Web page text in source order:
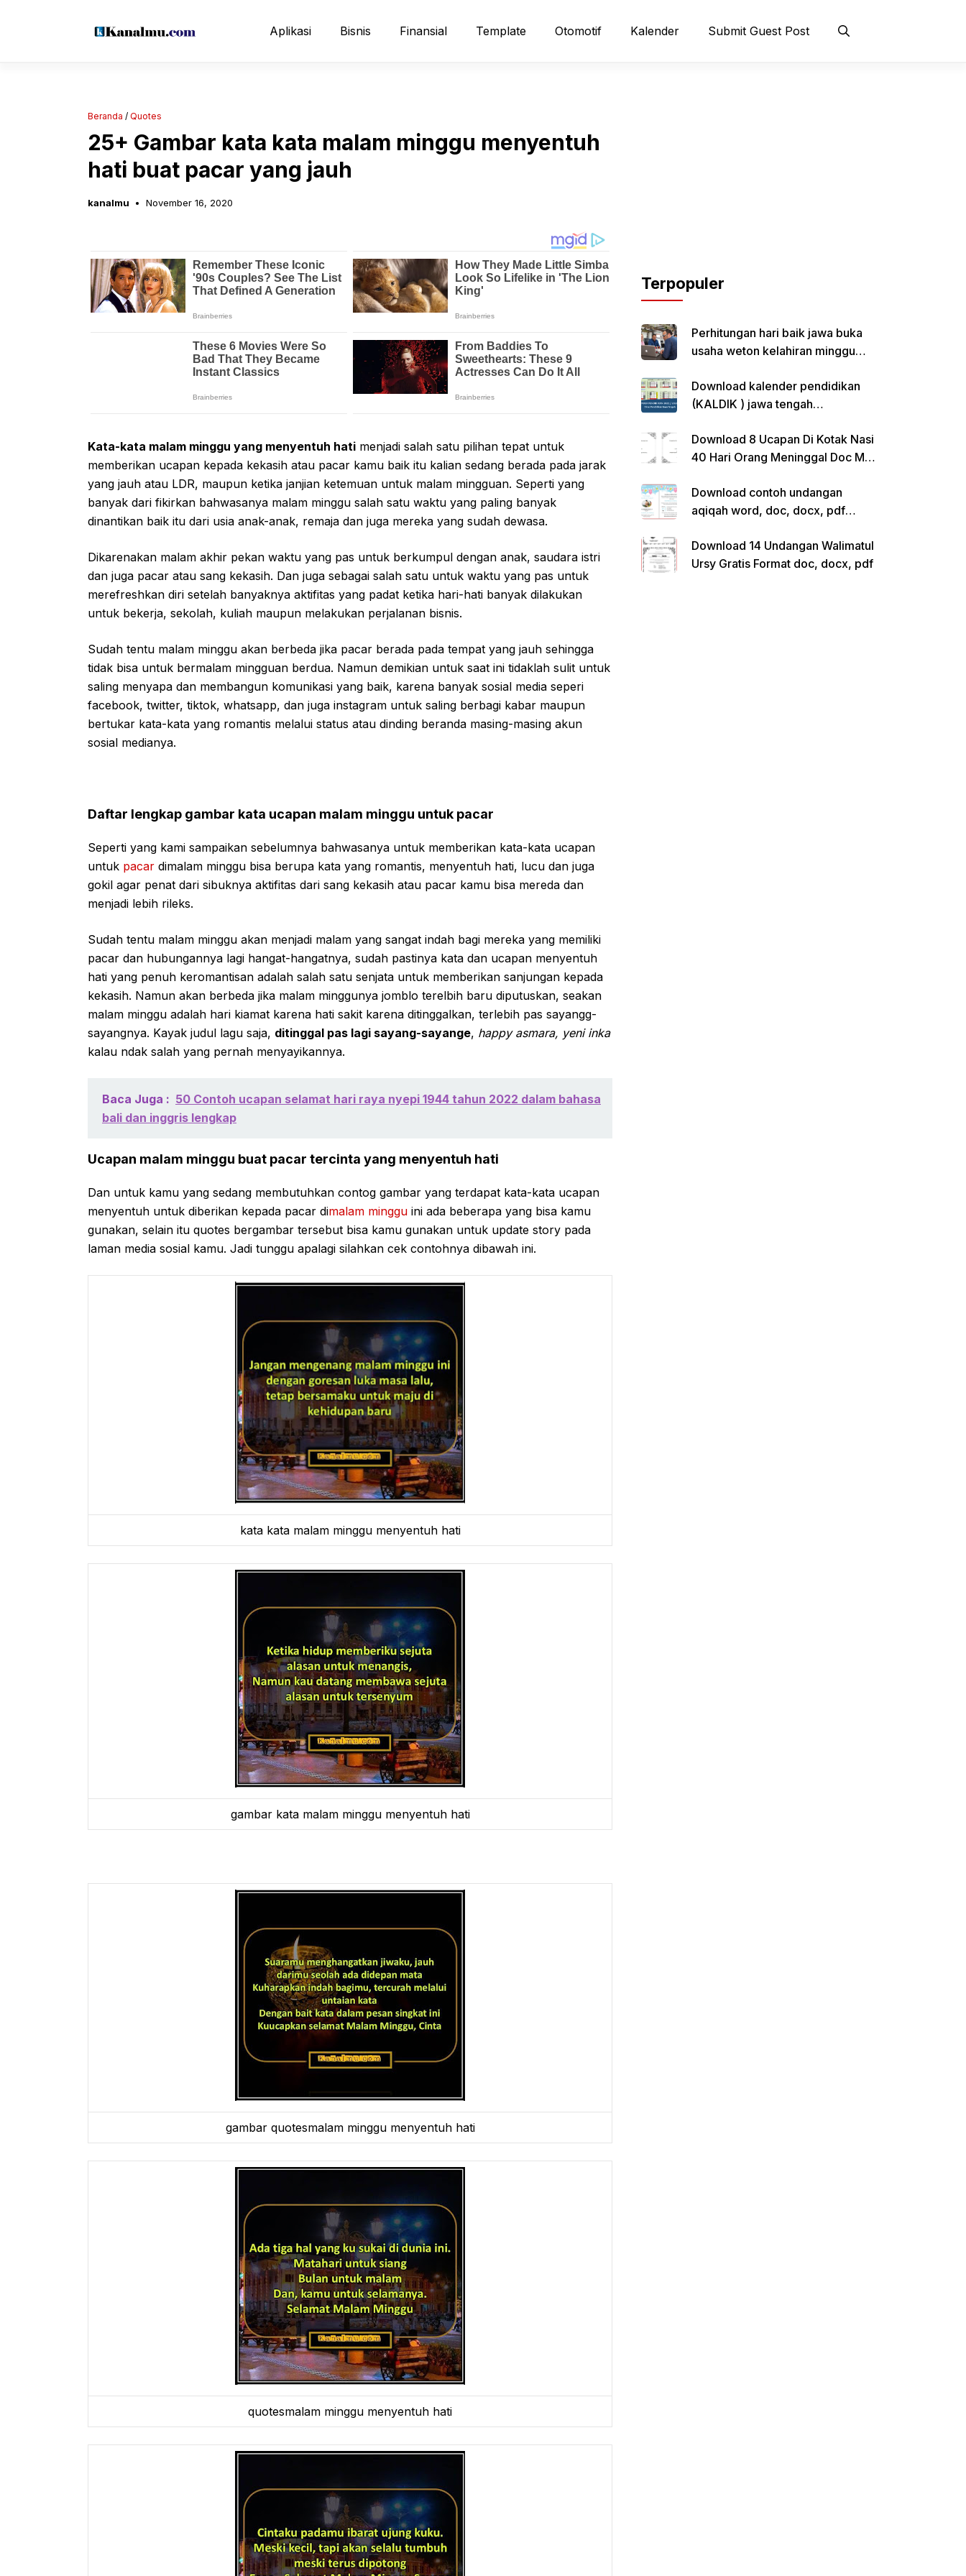
Aplikasi Bisnis Finansial Template Otomotif Kalender Submit Guest Post
Beranda / Quotes
25+ Gambar kata kata malam minggu menyentuh
hati buat pacar yang jauh
kanalmu November 16, 2020
Kata-kata malam minggu yang menyentuh hati menjadi salah satu pilihan tepat untuk
memberikan ucapan kepada kekasih atau pacar kamu baik itu kalian sedang berada pada jarak
yang jauh atau LDR, maupun ketika janjian ketemuan untuk malam mingguan. Seperti yang
banyak dari fikirkan bahwasanya malam minggu salah satu waktu yang paling banyak
dinantikan baik itu dari usia anak-anak, remaja dan juga mereka yang sudah dewasa.
Dikarenakan malam akhir pekan waktu yang pas untuk berkumpul dengan anak, saudara istri
dan juga pacar atau sang kekasih. Dan juga sebagai salah satu untuk waktu yang pas untuk
merefreshkan diri setelah banyaknya aktifitas yang padat ketika hari-hati banyak dilakukan
untuk bekerja, sekolah, kuliah maupun melakukan perjalanan bisnis.
Sudah tentu malam minggu akan berbeda jika pacar berada pada tempat yang jauh sehingga
tidak bisa untuk bermalam mingguan berdua. Namun demikian untuk saat ini tidaklah sulit untuk
saling menyapa dan membangun komunikasi yang baik, karena banyak sosial media seperi
facebook, twitter, tiktok, whatsapp, dan juga instagram untuk saling berbagi kabar maupun
bertukar kata-kata yang romantis melalui status atau dinding beranda masing-masing akun
sosial medianya.
Daftar lengkap gambar kata ucapan malam minggu untuk pacar
Seperti yang kami sampaikan sebelumnya bahwasanya untuk memberikan kata-kata ucapan
untuk pacar dimalam minggu bisa berupa kata yang romantis, menyentuh hati, lucu dan juga
gokil agar penat dari sibuknya aktifitas dari sang kekasih atau pacar kamu bisa mereda dan
menjadi lebih rileks.
Sudah tentu malam minggu akan menjadi malam yang sangat indah bagi mereka yang memiliki
pacar dan hubungannya lagi hangat-hangatnya, sudah pastinya kata dan ucapan menyentuh
hati yang penuh keromantisan adalah salah satu senjata untuk memberikan sanjungan kepada
kekasih. Namun akan berbeda jika malam minggunya jomblo terelbih baru diputuskan, seakan
malam minggu adalah hari kiamat karena hati sakit karena ditinggalkan, terlebih pas sayangg-
sayangnya. Kayak judul lagu saja, ditinggal pas lagi sayang-sayange, happy asmara, yeni inka
kalau ndak salah yang pernah menyayikannya.
Baca Juga : 50 Contoh ucapan selamat hari raya nyepi 1944 tahun 2022 dalam bahasa
bali dan inggris lengkap
Ucapan malam minggu buat pacar tercinta yang menyentuh hati
Dan untuk kamu yang sedang membutuhkan contog gambar yang terdapat kata-kata ucapan
menyentuh untuk diberikan kepada pacar dimalam minggu ini ada beberapa yang bisa kamu
gunakan, selain itu quotes bergambar tersebut bisa kamu gunakan untuk update story pada
laman media sosial kamu. Jadi tunggu apalagi silahkan cek contohnya dibawah ini.
kata kata malam minggu menyentuh hati
gambar kata malam minggu menyentuh hati
gambar quotesmalam minggu menyentuh hati
quotesmalam minggu menyentuh hati
Terpopuler
Perhitungan hari baik jawa buka
usaha weton kelahiran minggu
Download kalender pendidikan
(KALDIK ) jawa tengah
Download 8 Ucapan Di Kotak Nasi
40 Hari Orang Meninggal Doc Ms.
Download contoh undangan
aqiqah word, doc, docx, pdf
Download 14 Undangan Walimatul
Ursy Gratis Format doc, docx, pdf